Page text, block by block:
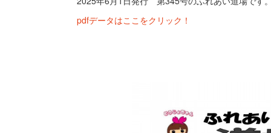
pdfデータはここをクリック！